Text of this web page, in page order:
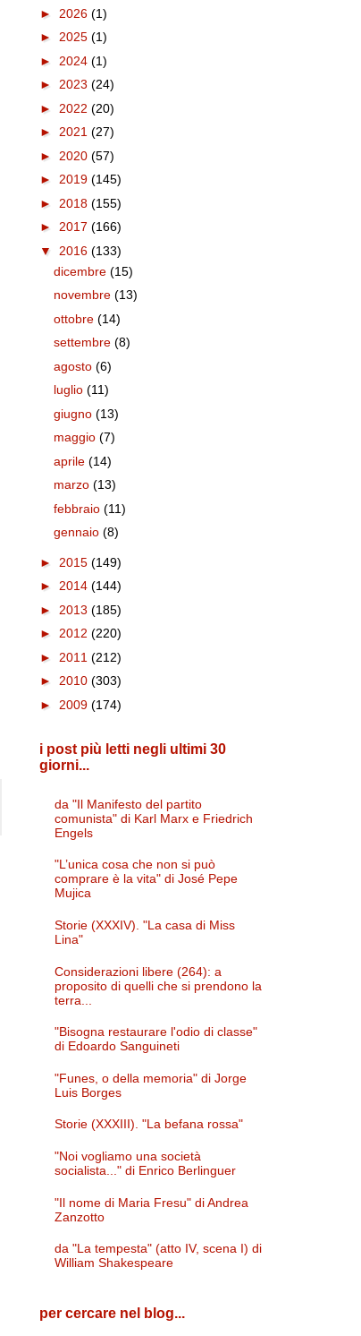
► 2026 (1)
► 2025 (1)
► 2024 (1)
► 2023 (24)
► 2022 (20)
► 2021 (27)
► 2020 (57)
► 2019 (145)
► 2018 (155)
► 2017 (166)
▼ 2016 (133)
dicembre(15)
novembre(13)
ottobre(14)
settembre(8)
agosto(6)
luglio(11)
giugno(13)
maggio(7)
aprile(14)
marzo(13)
febbraio(11)
gennaio(8)
► 2015 (149)
► 2014 (144)
► 2013 (185)
► 2012 (220)
► 2011 (212)
► 2010 (303)
► 2009 (174)
i post più letti negli ultimi 30
giorni...
da "Il Manifesto del partito
comunista" di Karl Marx e Friedrich
Engels
"L’unica cosa che non si può
comprare è la vita" di José Pepe
Mujica
Storie (XXXIV). "La casa di Miss
Lina"
Considerazioni libere (264): a
proposito di quelli che si prendono la
terra...
"Bisogna restaurare l'odio di classe"
di Edoardo Sanguineti
"Funes, o della memoria" di Jorge
Luis Borges
Storie (XXXIII). "La befana rossa"
"Noi vogliamo una società
socialista..." di Enrico Berlinguer
"Il nome di Maria Fresu" di Andrea
Zanzotto
da "La tempesta" (atto IV, scena I) di
William Shakespeare
per cercare nel blog...